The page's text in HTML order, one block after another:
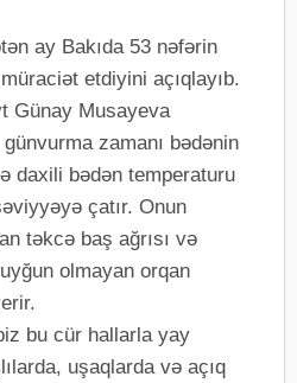
ay Bakıda 53 nəfərin
etdiyini açıqlayıb.
Günay Musayeva
zamanı bədənin
daxili bədən temperaturu
çatır. Onun
təkcə baş ağrısı və
olmayan orqan
bu cür hallarla yay
uşaqlarda və açıq